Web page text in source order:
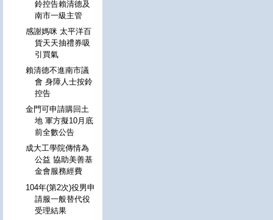
鈴控告賴清德及
南市一級主管
感謝媽咪 太平洋百
貨天天抽禮券吸
引買氣
賴清德不進南市議
會 身障人士按鈴
控告
金門可申請購回土
地 軍方擬10月底
前全數公告
成大工學院傳情為
公益 協助美善基
金會服務經費
104年(第2次)役男申
請服一般替代役
受理結果